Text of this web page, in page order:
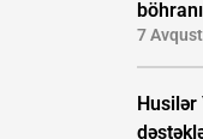
7
Husilər